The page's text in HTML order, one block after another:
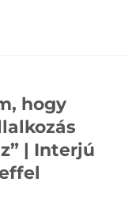
hogy
| Interjú